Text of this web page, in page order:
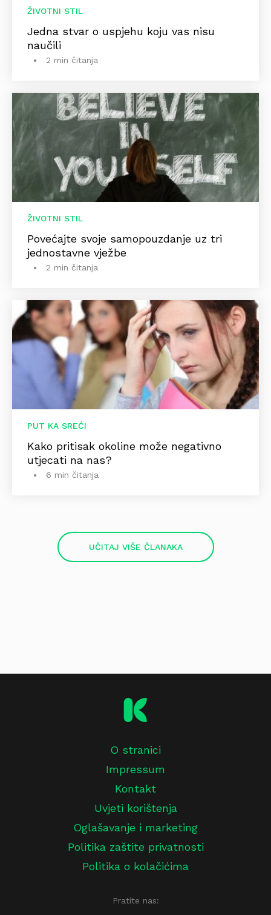
ŽIVOTNI STIL
Jedna stvar o uspjehu koju vas nisu
naučili
2 min čitanja
ŽIVOTNI STIL
Povećajte svoje samopouzdanje uz tri
jednostavne vježbe
2 min čitanja
PUT KA SREĆI
Kako pritisak okoline može negativno
utjecati na nas?
6 min čitanja
UČITAJ VIŠE ČLANAKA
O stranici
Impressum
Kontakt
Uvjeti korištenja
Oglašavanje i marketing
Politika zaštite privatnosti
Politika o kolačićima
Pratite nas: